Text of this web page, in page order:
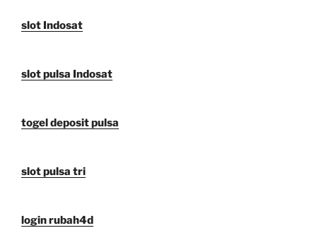
slot Indosat
slot pulsa Indosat
togel deposit pulsa
slot pulsa tri
login rubah4d